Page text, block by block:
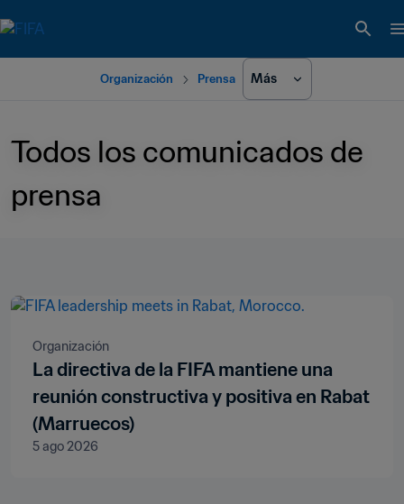
Organización Prensa Más
Todos los comunicados de
prensa
Organización
La directiva de la FIFA mantiene una
reunión constructiva y positiva en Rabat
(Marruecos)
5 ago 2026